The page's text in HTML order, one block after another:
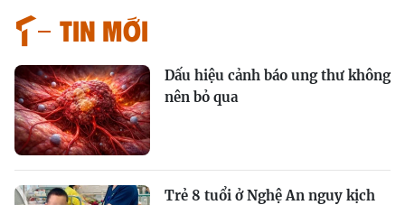
Tin mới
Dấu hiệu cảnh báo ung thư không
nên bỏ qua
Trẻ 8 tuổi ở Nghệ An nguy kịch